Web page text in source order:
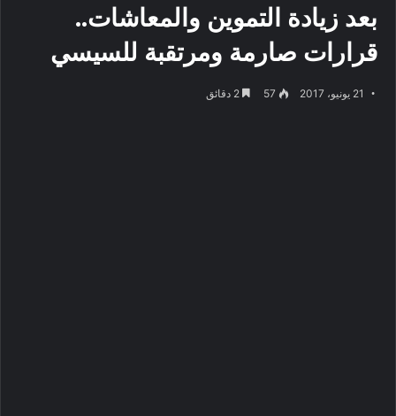
بعد زيادة التموين والمعاشات..
قرارات صارمة ومرتقبة للسيسي
21 يونيو، 2017 57